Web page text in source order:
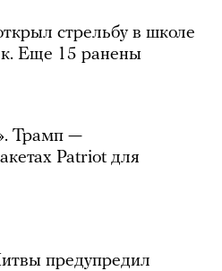
стрельбу в школе
Еще 15 ранены
Трамп —
Patriot для
предупредил